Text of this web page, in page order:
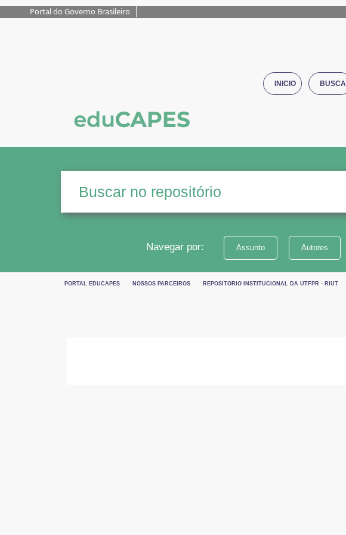
Portal do Governo Brasileiro
INICIO BUSCA
Navegar por: Assunto Autores
PORTAL EDUCAPES NOSSOS PARCEIROS REPOSITORIO INSTITUCIONAL DA UTFPR - RIUT